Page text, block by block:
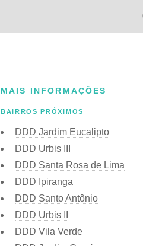
MAIS INFORMAÇÕES
BAIRROS PRÓXIMOS
DDD Jardim Eucalipto
DDD Urbis III
DDD Santa Rosa de Lima
DDD Ipiranga
DDD Santo Antônio
DDD Urbis II
DDD Vila Verde